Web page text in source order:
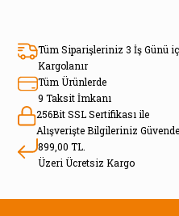
Tüm Siparişleriniz 3 İş Günü
Kargolanır
Tüm Ürünlerde
9 Taksit İmkanı
256Bit SSL Sertifikası ile
Alışverişte Bilgileriniz
899,00 TL.
Üzeri Ücretsiz Kargo